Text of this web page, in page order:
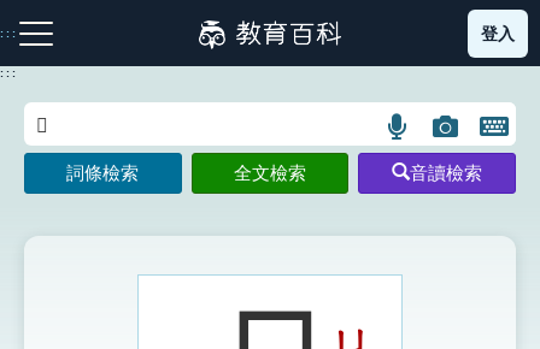
到
主
:::
注音索引圖示 筆畫索引圖示 部首索引表圖示
登入
:::
語
言
搜
示
圖
片
搜
開
鍵
圖
詞條檢索 全文檢索 音讀檢索